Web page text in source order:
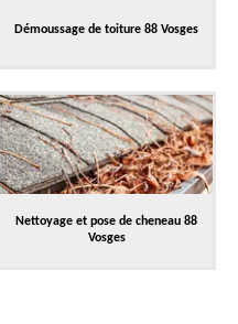
Démoussage de toiture 88 Vosges
Nettoyage et pose de cheneau 88
Vosges